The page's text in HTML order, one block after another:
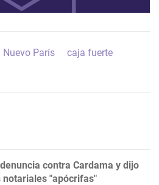
Nuevo París
caja fuerte
contra Cardama y dijo
"apócrifas"